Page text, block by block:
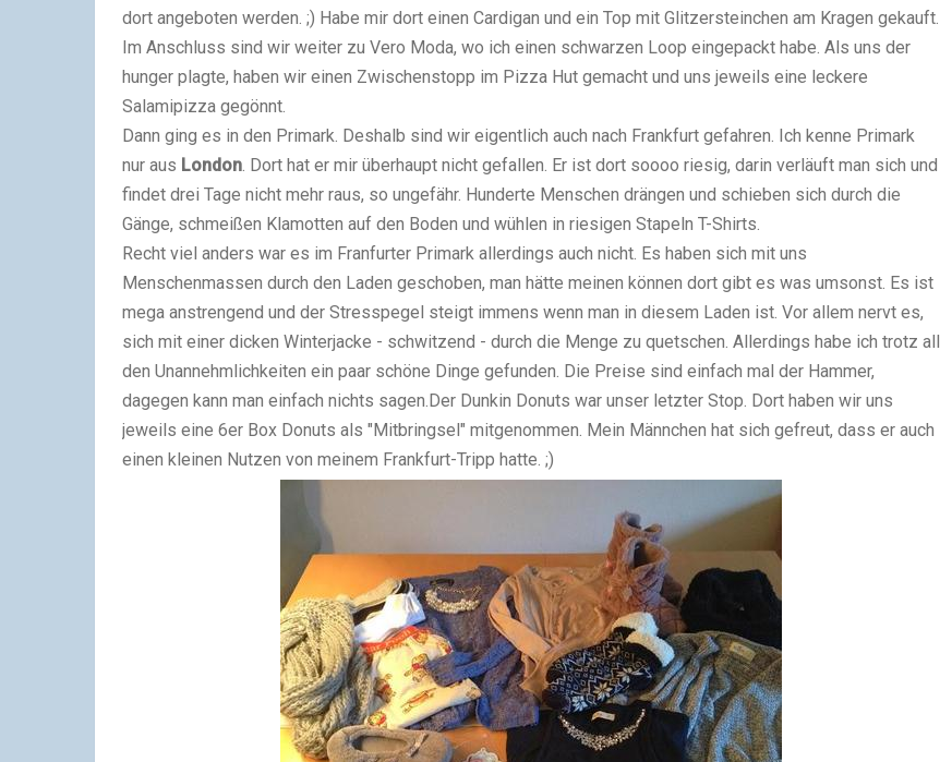
dort angeboten werden. ;) Habe mir dort einen Cardigan und ein Top mit Glitzersteinchen am Kragen gekauft.
Im Anschluss sind wir weiter zu Vero Moda, wo ich einen schwarzen Loop eingepackt habe. Als uns der
hunger plagte, haben wir einen Zwischenstopp im Pizza Hut gemacht und uns jeweils eine leckere
Salamipizza gegönnt.
Dann ging es in den Primark. Deshalb sind wir eigentlich auch nach Frankfurt gefahren. Ich kenne Primark
nur aus London . Dort hat er mir überhaupt nicht gefallen. Er ist dort soooo riesig, darin verläuft man sich und
findet drei Tage nicht mehr raus, so ungefähr. Hunderte Menschen drängen und schieben sich durch die
Gänge, schmeißen Klamotten auf den Boden und wühlen in riesigen Stapeln T-Shirts.
Recht viel anders war es im Franfurter Primark allerdings auch nicht. Es haben sich mit uns
Menschenmassen durch den Laden geschoben, man hätte meinen können dort gibt es was umsonst. Es ist
mega anstrengend und der Stresspegel steigt immens wenn man in diesem Laden ist. Vor allem nervt es,
sich mit einer dicken Winterjacke - schwitzend - durch die Menge zu quetschen. Allerdings habe ich trotz all
den Unannehmlichkeiten ein paar schöne Dinge gefunden. Die Preise sind einfach mal der Hammer,
dagegen kann man einfach nichts sagen.Der Dunkin Donuts war unser letzter Stop. Dort haben wir uns
jeweils eine 6er Box Donuts als "Mitbringsel" mitgenommen. Mein Männchen hat sich gefreut, dass er auch
einen kleinen Nutzen von meinem Frankfurt-Tripp hatte. ;)